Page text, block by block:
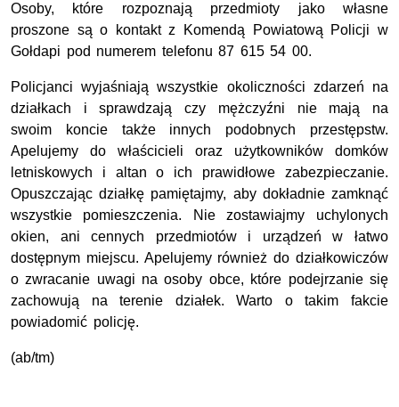
Osoby, które rozpoznają przedmioty jako własne
proszone są o kontakt z Komendą Powiatową Policji w
Gołdapi pod numerem telefonu 87 615 54 00.
Policjanci wyjaśniają wszystkie okoliczności zdarzeń na
działkach i sprawdzają czy mężczyźni nie mają na
swoim koncie także innych podobnych przestępstw.
Apelujemy do właścicieli oraz użytkowników domków
letniskowych i altan o ich prawidłowe zabezpieczanie.
Opuszczając działkę pamiętajmy, aby dokładnie zamknąć
wszystkie pomieszczenia. Nie zostawiajmy uchylonych
okien, ani cennych przedmiotów i urządzeń w łatwo
dostępnym miejscu. Apelujemy również do działkowiczów
o zwracanie uwagi na osoby obce, które podejrzanie się
zachowują na terenie działek. Warto o takim fakcie
powiadomić policję.
(ab/tm)